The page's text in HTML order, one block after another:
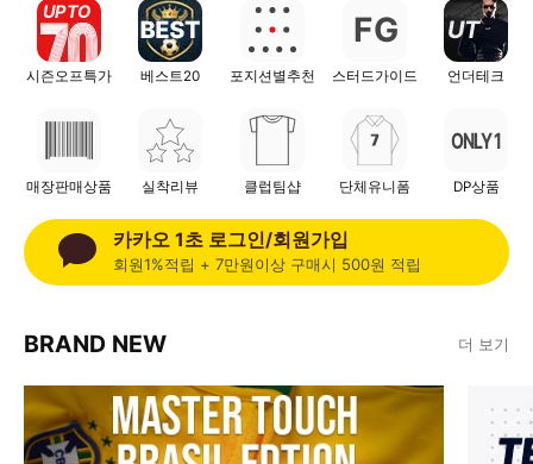
UP TO
시즌오프특가 베스트20 포지션별추천
FG
스터드가이드
UT
언더테크
매장판매상품 실착리뷰 클럽팀샵 단체유니폼
ONLY 1
DP상품
카카오 1초 로그인/회원가입
회원1%적립 + 7만원이상 구매시 500원 적립
BRAND NEW 더 보기